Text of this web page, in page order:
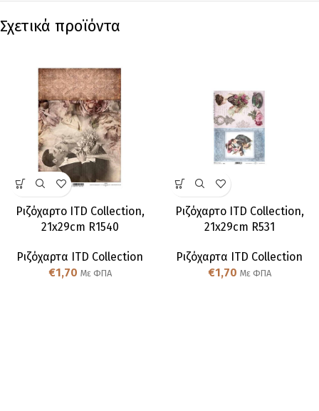
Σχετικά προϊόντα
Ριζόχαρτο ITD Collection,
21x29cm R1540
Ριζόχαρτα ITD Collection
€1,70 Με ΦΠΑ
Ριζόχαρτο ITD Collection,
21x29cm R531
Ριζόχαρτα ITD Collection
€1,70 Με ΦΠΑ